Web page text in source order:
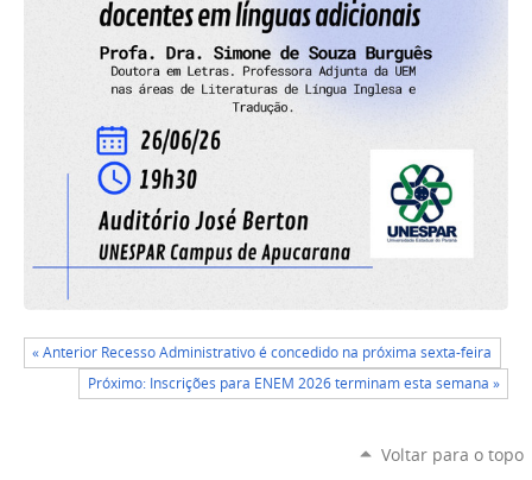
« Anterior Recesso Administrativo é concedido na próxima sexta-feira
Próximo: Inscrições para ENEM 2026 terminam esta semana »
Voltar para o topo